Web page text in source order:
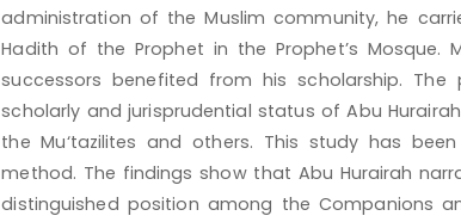
administration of the Muslim community, he
Hadith of the Prophet in the Prophet’s
successors benefited from his scholarship.
scholarly and jurisprudential status of Abu
the Mu‘tazilites and others. This study has
method. The findings show that Abu Hurairah
distinguished position among the Companions